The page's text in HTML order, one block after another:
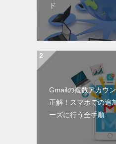
ド
Gmailの複数アカウ
正解！スマホでの追
ーズに行う全手順